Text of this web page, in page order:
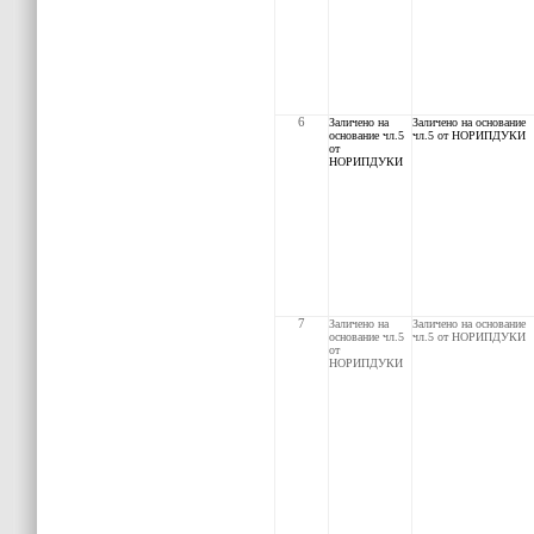
6
Заличено на
основание чл.5
от
НОРИПДУКИ
Заличено на основание
чл.5 от НОРИПДУКИ
7
Заличено на
основание чл.5
от
НОРИПДУКИ
Заличено на основание
чл.5 от НОРИПДУКИ